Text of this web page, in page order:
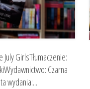
July GirlsTłumaczenie:
Czarna
wydania:...